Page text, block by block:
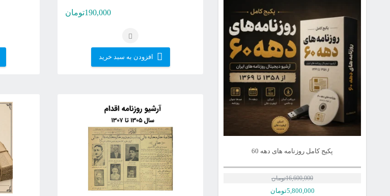
190,000تومان
افزودن به سبد خرید
پکیج کامل روزنامه های دهه 60
16,600,000تومان
5,800,000تومان